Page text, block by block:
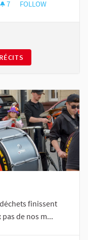
7 7 FOLLOWERS
FOLLOW
finissent
de nos m...